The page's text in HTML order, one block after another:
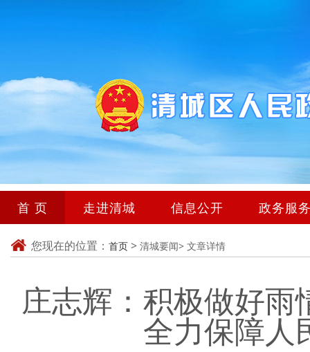
首 页 走进清城 信息公开 政务服
您现在的位置： 首页 > 清城要闻> 文章详情
庄志辉：积极做好
全力保障人